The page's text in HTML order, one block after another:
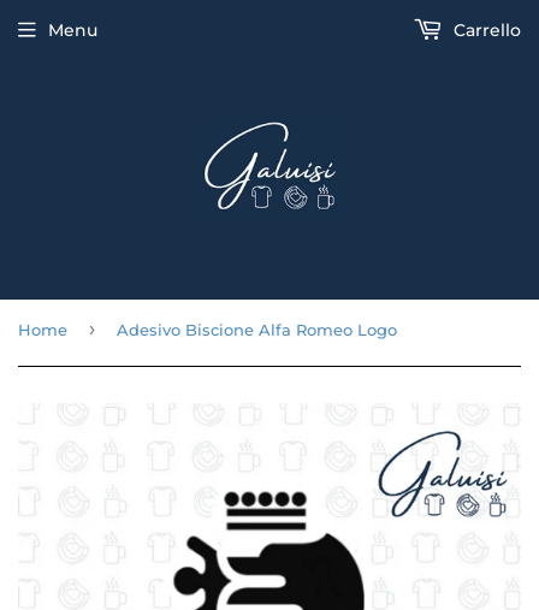
Menu Carrello
Home › Adesivo Biscione Alfa Romeo Logo